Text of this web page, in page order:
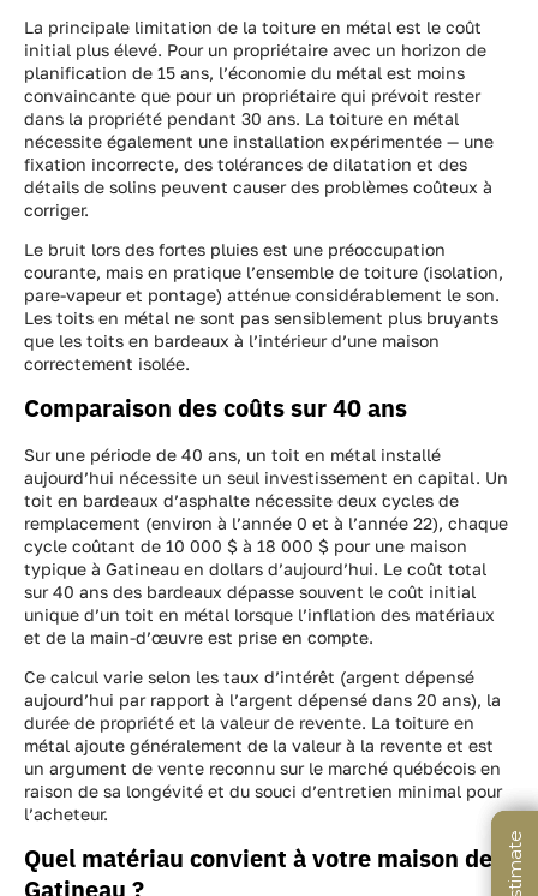
La principale limitation de la toiture en métal est le coût
initial plus élevé. Pour un propriétaire avec un horizon de
planification de 15 ans, l’économie du métal est moins
convaincante que pour un propriétaire qui prévoit rester
dans la propriété pendant 30 ans. La toiture en métal
nécessite également une installation expérimentée — une
fixation incorrecte, des tolérances de dilatation et des
détails de solins peuvent causer des problèmes coûteux à
corriger.
Le bruit lors des fortes pluies est une préoccupation
courante, mais en pratique l’ensemble de toiture (isolation,
pare-vapeur et pontage) atténue considérablement le son.
Les toits en métal ne sont pas sensiblement plus bruyants
que les toits en bardeaux à l’intérieur d’une maison
correctement isolée.
Comparaison des coûts sur 40 ans
Sur une période de 40 ans, un toit en métal installé
aujourd’hui nécessite un seul investissement en capital. Un
toit en bardeaux d’asphalte nécessite deux cycles de
remplacement (environ à l’année 0 et à l’année 22), chaque
cycle coûtant de 10 000 $ à 18 000 $ pour une maison
typique à Gatineau en dollars d’aujourd’hui. Le coût total
sur 40 ans des bardeaux dépasse souvent le coût initial
unique d’un toit en métal lorsque l’inflation des matériaux
et de la main-d’œuvre est prise en compte.
Ce calcul varie selon les taux d’intérêt (argent dépensé
aujourd’hui par rapport à l’argent dépensé dans 20 ans), la
durée de propriété et la valeur de revente. La toiture en
métal ajoute généralement de la valeur à la revente et est
un argument de vente reconnu sur le marché québécois en
raison de sa longévité et du souci d’entretien minimal pour
l’acheteur.
Quel matériau convient à votre maison de
Gatineau ?